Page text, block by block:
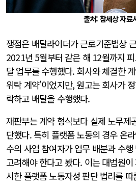
출처: 참세상 자료
쟁점은 배달라이더가 근로기준법상
2021년 5월부터 같은 해 12월까지
달 업무를 수행했다. 회사와 체결한
위탁 계약’이었지만, 원고는 회사가
락하고 배달을 수행했다.
재판부는 계약 형식보다 실제 노무제
단했다. 특히 플랫폼 노동의 경우 온
수의 사업 참여자가 업무 배분과 수
고려해야 한다고 봤다. 이는 대법원
시한 플랫폼 노동자성 판단 법리를 따